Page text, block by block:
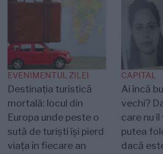
EVENIMENTUL ZILEI
Destinația turistică
mortală: locul din
Europa unde peste o
sută de turiști își pierd
viața în fiecare an
CAPITAL
Ai încă
vechi?
care nu îl
putea
dacă